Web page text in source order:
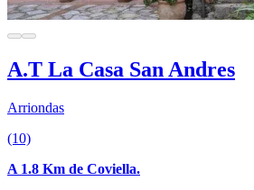
A.T La Casa San Andres
Arriondas
(10)
A 1.8 Km de Coviella.